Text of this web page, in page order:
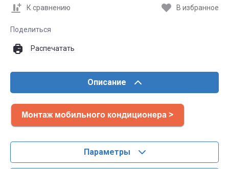
К сравнению В избранное
Поделиться
Распечатать
Описание
Параметры